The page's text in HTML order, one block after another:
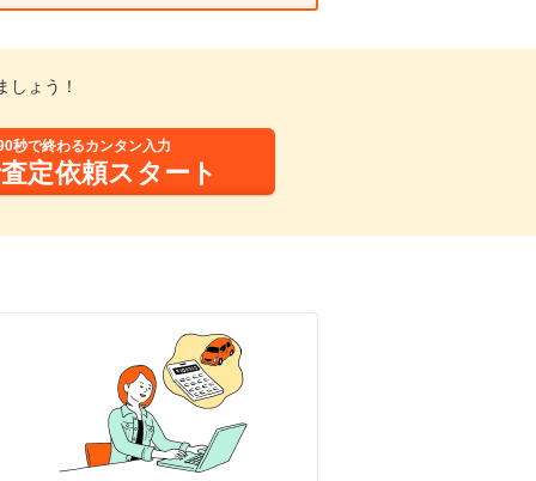
しょう！
秒で終わるカンタン入力
定依頼スタート